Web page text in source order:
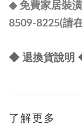
◆ 免費家居裝
8509-8225(請
◆ 退換貨說明
了解更多